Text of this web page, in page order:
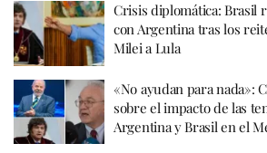
Crisis diplomática: Brasil
con Argentina tras los
Milei a Lula
«No ayudan para nada»:
sobre el impacto de las
Argentina y Brasil en el